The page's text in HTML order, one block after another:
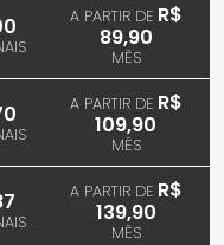
A PARTIR DE R$
89,90
MÊS
A PARTIR DE R$
109,90
MÊS
A PARTIR DE R$
139,90
MÊS